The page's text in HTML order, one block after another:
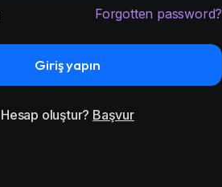
Forgotten password?
Giriş yapın
Hesap oluştur? Başvur